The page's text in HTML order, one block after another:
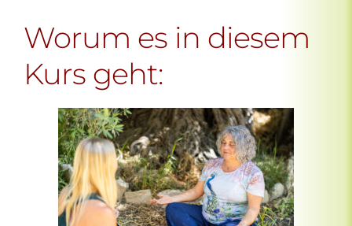
Worum es in diesem
Kurs geht: